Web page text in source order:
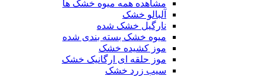
مشاهده همه میوه خشک ها
آلبالو خشک
نارگیل خشک شده
میوه خشک بسته بندی شده
موز کشیده خشک
موز حلقه ای ارگانیک خشک
سیب زرد خشک